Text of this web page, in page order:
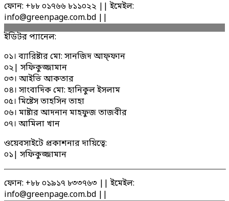
ফোন: +৮৮ ০১৭৬৬ ৮১১০২২ || ইমেইল:
info@greenpage.com.bd ||
ইডিটর প্যানেল:
০১। ব্যারিষ্টার মো: সানজিদ আফ্ফান
০২| সফিকুজ্জামান
০৩। আইভি আকতার
০৪। সাংবাদিক মো: হানিকুল ইসলাম
০৫। মিষ্টেস তাহসিন তাহা
০৬। মাষ্টার আদনান মাহফুজ তাজবীর
০৭। আমিলা খান
ওয়েবসাইটে প্রকাশনার দায়িত্বে:
০১| সফিকুজ্জামান
ফোন: +৮৮ ০১৯১৭ ৮৩৩৭৬৩ || ইমেইল:
info@greenpage.com.bd ||